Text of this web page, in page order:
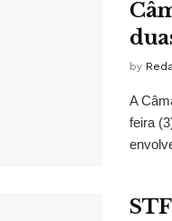
by
A
feira